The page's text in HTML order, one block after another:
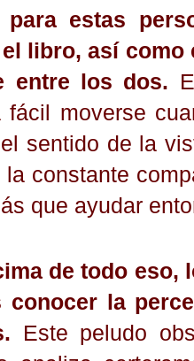
para estas
libro, así
entre los dos.
fácil moverse
sentido de la
constante
que ayudar
de todo eso,
conocer la
Este peludo